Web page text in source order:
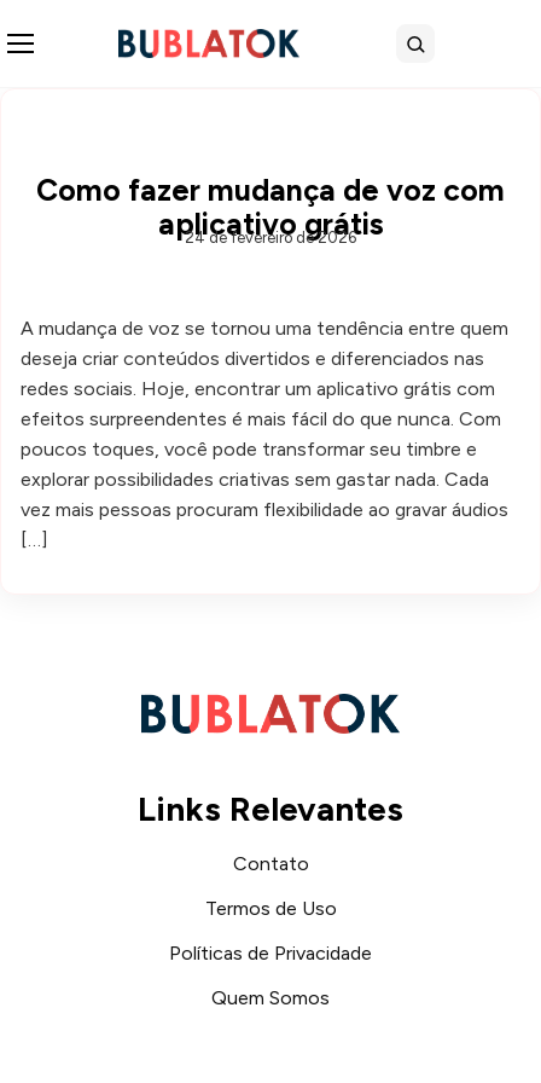
Buscar
Como fazer mudança de voz com
aplicativo grátis
24 de fevereiro de 2026
A mudança de voz se tornou uma tendência entre quem
deseja criar conteúdos divertidos e diferenciados nas
redes sociais. Hoje, encontrar um aplicativo grátis com
efeitos surpreendentes é mais fácil do que nunca. Com
poucos toques, você pode transformar seu timbre e
explorar possibilidades criativas sem gastar nada. Cada
vez mais pessoas procuram flexibilidade ao gravar áudios
[…]
Links Relevantes
Contato
Termos de Uso
Políticas de Privacidade
Quem Somos